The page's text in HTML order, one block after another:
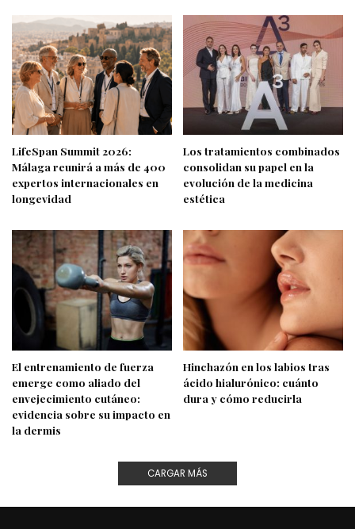
LifeSpan Summit 2026:
Málaga reunirá a más de 400
expertos internacionales en
longevidad
Los tratamientos combinados
consolidan su papel en la
evolución de la medicina
estética
El entrenamiento de fuerza
emerge como aliado del
envejecimiento cutáneo:
evidencia sobre su impacto en
la dermis
Hinchazón en los labios tras
ácido hialurónico: cuánto
dura y cómo reducirla
CARGAR MÁS